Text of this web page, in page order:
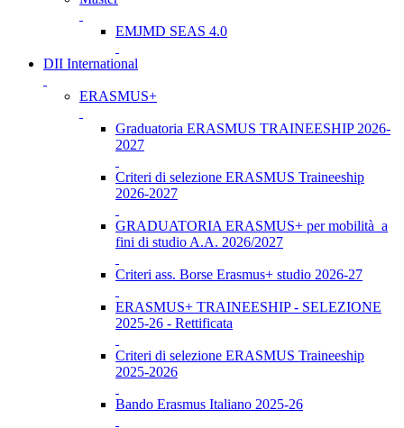
EMJMD SEAS 4.0
DII International
ERASMUS+
Graduatoria ERASMUS TRAINEESHIP 2026-
2027
Criteri di selezione ERASMUS Traineeship
2026-2027
GRADUATORIA ERASMUS+ per mobilità a
fini di studio A.A. 2026/2027
Criteri ass. Borse Erasmus+ studio 2026-27
ERASMUS+ TRAINEESHIP - SELEZIONE
2025-26 - Rettificata
Criteri di selezione ERASMUS Traineeship
2025-2026
Bando Erasmus Italiano 2025-26